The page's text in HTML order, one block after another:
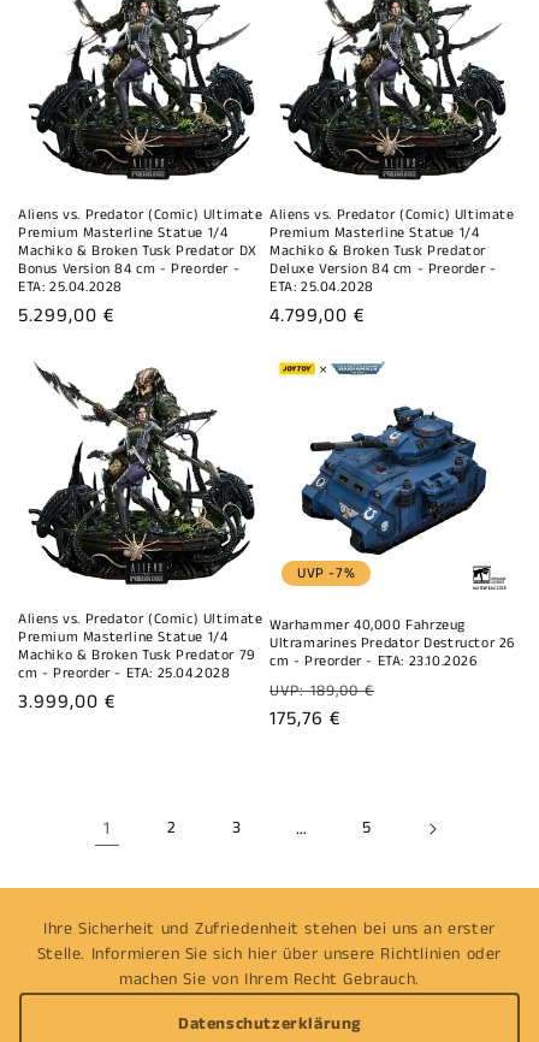
Aliens vs. Predator (Comic) Ultimate
Premium Masterline Statue 1/4
Machiko & Broken Tusk Predator DX
Bonus Version 84 cm - Preorder -
ETA: 25.04.2028
Normaler
5.299,00 €
Aliens vs. Predator (Comic) Ultimate
Premium Masterline Statue 1/4
Machiko & Broken Tusk Predator
Deluxe Version 84 cm - Preorder -
ETA: 25.04.2028
Normaler
4.799,00 €
Aliens vs. Predator (Comic) Ultimate
Premium Masterline Statue 1/4
Machiko & Broken Tusk Predator 79
cm - Preorder - ETA: 25.04.2028
Normaler
3.999,00 €
UVP -7%
Warhammer 40,000 Fahrzeug
Ultramarines Predator Destructor 26
cm - Preorder - ETA: 23.10.2026
Normaler
Preis
UVP: 189,00 €
Verkaufspreis
175,76 €
1 2 3 … 5
Ihre Sicherheit und Zufriedenheit stehen bei uns an erster
Stelle. Informieren Sie sich hier über unsere Richtlinien oder
machen Sie von Ihrem Recht Gebrauch.
Datenschutzerklärung